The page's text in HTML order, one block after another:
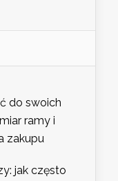
do swoich
ramy i
zakupu
jak często